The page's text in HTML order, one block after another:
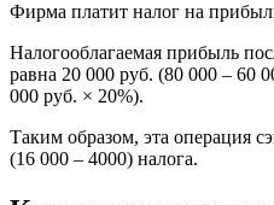
Фирма платит налог на
Налогооблагаемая прибыль
равна 20 000 руб. (80 000 – 60
000 руб. × 20%).
Таким образом, эта операция
(16 000 – 4000) налога.